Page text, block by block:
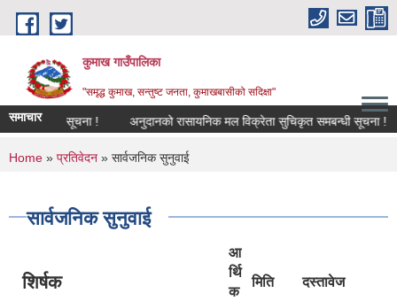
Skip to main content
कुमाख गाउँपालिका
"समृद्ध कुमाख, सन्तुष्ट जनता, कुमाखबासीको सदिक्षा"
समाचार
खारेजीको सूचना ! अनुदानको रासायनिक मल विक्रेता सुचिकृत समबन्धी सूचना !
You are here
Home » प्रतिवेदन » सार्वजनिक सुनुवाई
सार्वजनिक सुनुवाई
शिर्षक
आ
र्थि
क
मिति दस्तावेज